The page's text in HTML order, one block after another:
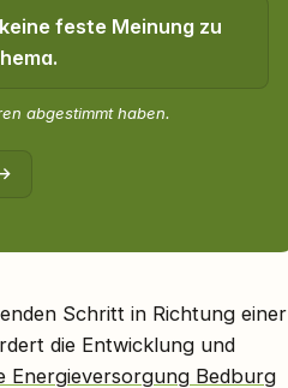
feste Meinung zu
abgestimmt haben.
Schritt in Richtung einer
die Entwicklung und
Energieversorgung Bedburg